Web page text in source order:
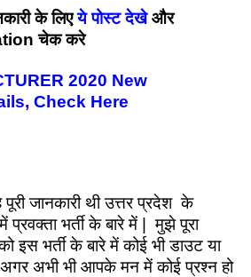
के लिए ये पोस्ट देखे और
चेक करे
2020 New
Check Here
पूरी जानकारी थी उत्तर प्रदेश के
प्रवक्ता भर्ती के बारे में | मुझे पूरा
इस भर्ती के बारे में कोई भी डाउट या
अभी भी आपके मन में कोई प्रश्न हो